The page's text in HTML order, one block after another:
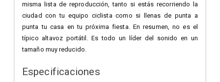
misma lista de reproducción, tanto si estás recorriendo la
ciudad con tu equipo ciclista como si llenas de punta a
punta tu casa en tu próxima fiesta. En resumen, no es el
típico altavoz portátil. Es todo un líder del sonido en un
tamaño muy reducido.
Especificaciones